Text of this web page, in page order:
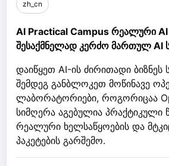
zh_cn
AI Practical Campus რეალური AI
შესაქმნელად კერძო მართულ AI
დაიწყეთ AI-ის ძირითადი ბიზნეს
შემდეგ განბლოკეთ მოწინავე
ლაბორატორიები, როგორიცაა
სიმღერა აგებულია პრაქტიკული
რეალური ხელსაწყოების და
პაკეტების გარშემო.